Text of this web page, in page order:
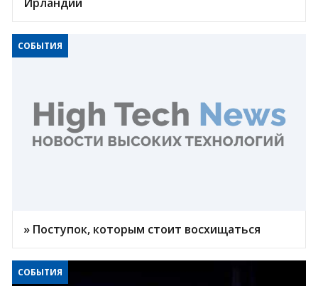
Ирландии
СОБЫТИЯ
» Поступок, которым стоит восхищаться
СОБЫТИЯ